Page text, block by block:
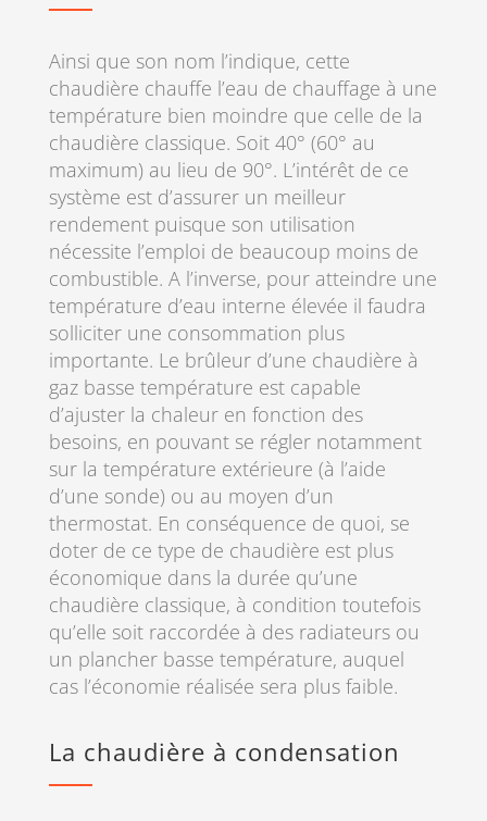
Ainsi que son nom l’indique, cette
chaudière chauffe l’eau de chauffage à une
température bien moindre que celle de la
chaudière classique. Soit 40° (60° au
maximum) au lieu de 90°. L’intérêt de ce
système est d’assurer un meilleur
rendement puisque son utilisation
nécessite l’emploi de beaucoup moins de
combustible. A l’inverse, pour atteindre une
température d’eau interne élevée il faudra
solliciter une consommation plus
importante. Le brûleur d’une chaudière à
gaz basse température est capable
d’ajuster la chaleur en fonction des
besoins, en pouvant se régler notamment
sur la température extérieure (à l’aide
d’une sonde) ou au moyen d’un
thermostat. En conséquence de quoi, se
doter de ce type de chaudière est plus
économique dans la durée qu’une
chaudière classique, à condition toutefois
qu’elle soit raccordée à des radiateurs ou
un plancher basse température, auquel
cas l’économie réalisée sera plus faible.
La chaudière à condensation